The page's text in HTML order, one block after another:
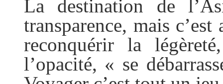
La destination de
transparence, mais
reconquérir la
l’opacité, « se